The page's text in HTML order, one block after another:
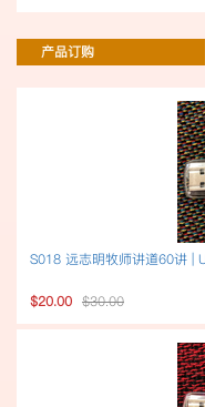
产品订购
S018 远志明牧师讲道60讲 |
$20.00 $30.00